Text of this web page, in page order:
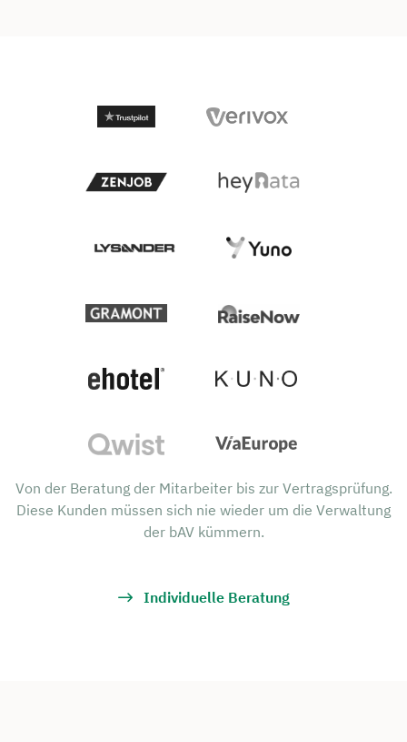
Von der Beratung der Mitarbeiter bis zur Vertragsprüfung.
Diese Kunden müssen sich nie wieder um die Verwaltung
der bAV kümmern.
Individuelle Beratung